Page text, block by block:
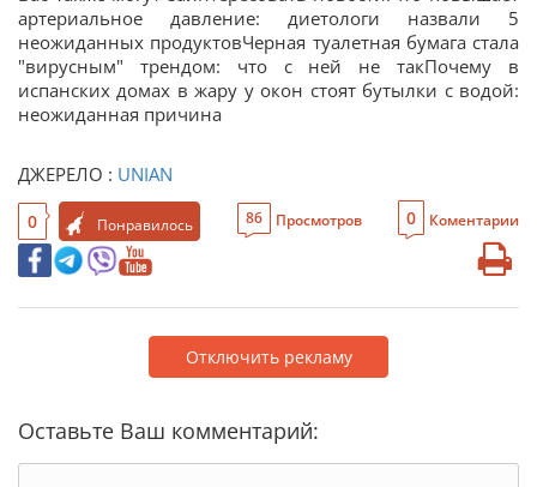
артериальное давление: диетологи назвали 5
неожиданных продуктовЧерная туалетная бумага стала
"вирусным" трендом: что с ней не такПочему в
испанских домах в жару у окон стоят бутылки с водой:
неожиданная причина
ДЖЕРЕЛО : UNIAN
0 Понравилось 86 Просмотров 0 Коментарии
Отключить рекламу
Оставьте Ваш комментарий: